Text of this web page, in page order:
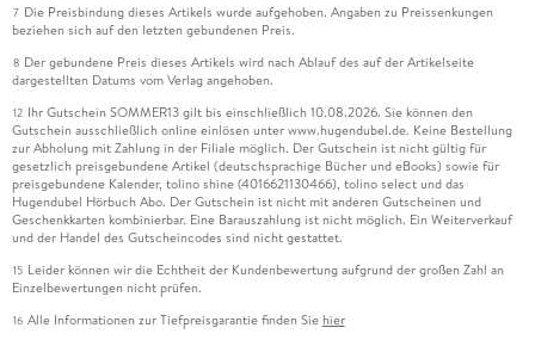
7 Die Preisbindung dieses Artikels wurde aufgehoben. Angaben zu Preissenkungen
beziehen sich auf den letzten gebundenen Preis.
8 Der gebundene Preis dieses Artikels wird nach Ablauf des auf der Artikelseite
dargestellten Datums vom Verlag angehoben.
12 Ihr Gutschein SOMMER13 gilt bis einschließlich 10.08.2026. Sie können den
Gutschein ausschließlich online einlösen unter www.hugendubel.de. Keine Bestellung
zur Abholung mit Zahlung in der Filiale möglich. Der Gutschein ist nicht gültig für
gesetzlich preisgebundene Artikel (deutschsprachige Bücher und eBooks) sowie für
preisgebundene Kalender, tolino shine (4016621130466), tolino select und das
Hugendubel Hörbuch Abo. Der Gutschein ist nicht mit anderen Gutscheinen und
Geschenkkarten kombinierbar. Eine Barauszahlung ist nicht möglich. Ein Weiterverkauf
und der Handel des Gutscheincodes sind nicht gestattet.
15 Leider können wir die Echtheit der Kundenbewertung aufgrund der großen Zahl an
Einzelbewertungen nicht prüfen.
16 Alle Informationen zur Tiefpreisgarantie finden Sie hier